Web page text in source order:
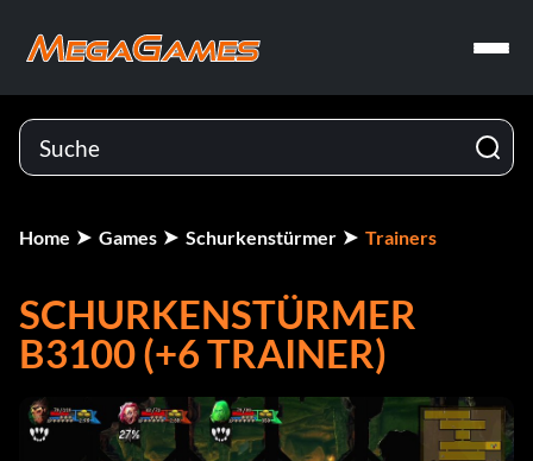
Home Games Schurkenstürmer Trainers
SCHURKENSTÜRMER
B3100 (+6 TRAINER)